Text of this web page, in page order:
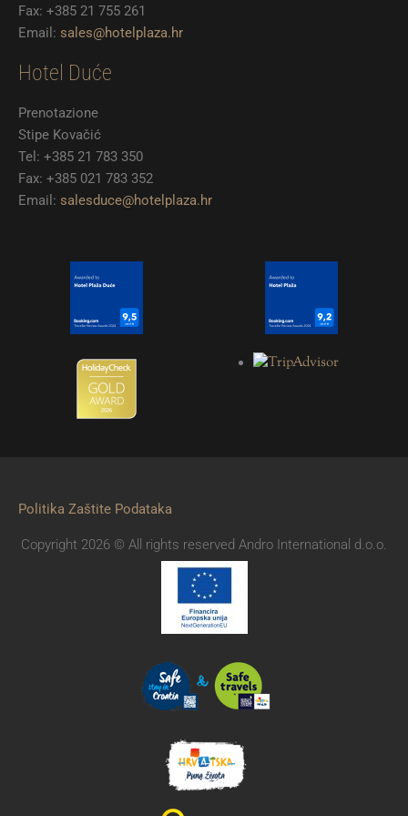
Fax: +385 21 755 261
Email: sales@hotelplaza.hr
Hotel Duće
Prenotazione
Stipe Kovačić
Tel: +385 21 783 350
Fax: +385 021 783 352
Email: salesduce@hotelplaza.hr
Politika Zaštite Podataka
Copyright 2026 © All rights reserved Andro International d.o.o.